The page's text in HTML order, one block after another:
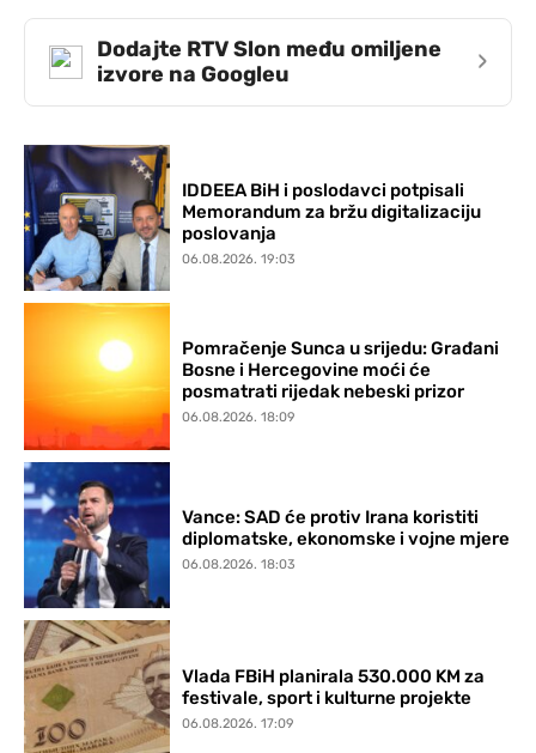
Dodajte RTV Slon među omiljene
izvore na Googleu
›
IDDEEA BiH i poslodavci potpisali
Memorandum za bržu digitalizaciju
poslovanja
06.08.2026. 19:03
Pomračenje Sunca u srijedu: Građani
Bosne i Hercegovine moći će
posmatrati rijedak nebeski prizor
06.08.2026. 18:09
Vance: SAD će protiv Irana koristiti
diplomatske, ekonomske i vojne mjere
06.08.2026. 18:03
Vlada FBiH planirala 530.000 KM za
festivale, sport i kulturne projekte
06.08.2026. 17:09